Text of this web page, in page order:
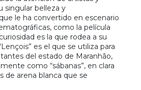
singular belleza y
le ha convertido en escenario
como la película
es la que rodea a su
es el que se utiliza para
del estado de Maranhão,
como “sábanas”, en clara
de arena blanca que se